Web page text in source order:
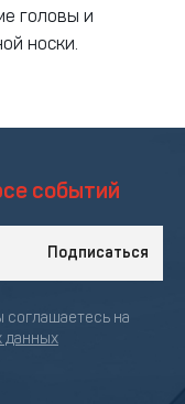
головы и
носки.
событий
Подписаться
на
данных